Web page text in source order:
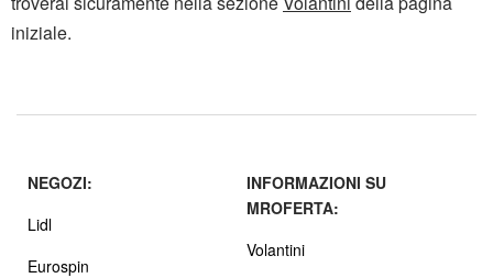
iniziale.
NEGOZI:
Lidl
Eurospin
INFORMAZIONI SU
MROFERTA:
Volantini